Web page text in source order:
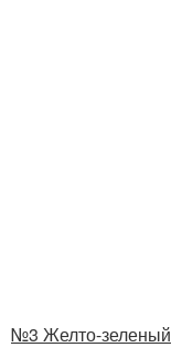
№3 Желто-зеленый